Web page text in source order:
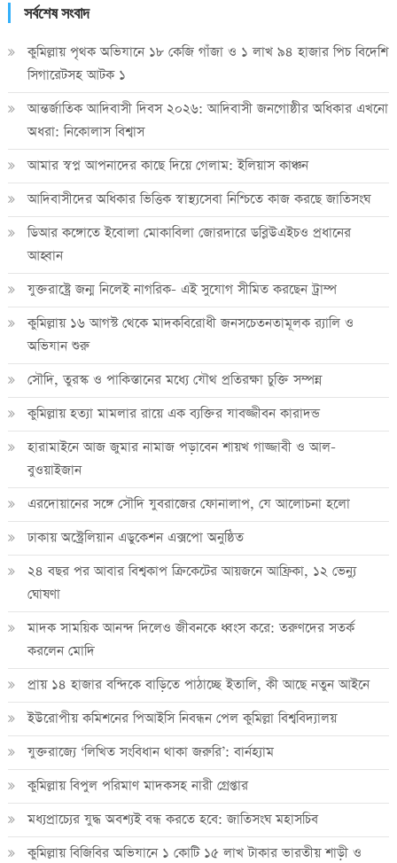
সর্বশেষ সংবাদ
কুমিল্লায় পৃথক অভিযানে ১৮ কেজি গাঁজা ও ১ লাখ ৯৪ হাজার পিচ বিদেশি
সিগারেটসহ আটক ১
আন্তর্জাতিক আদিবাসী দিবস ২০২৬: আদিবাসী জনগোষ্ঠীর অধিকার এখনো
অধরা: নিকোলাস বিশ্বাস
আমার স্বপ্ন আপনাদের কাছে দিয়ে গেলাম: ইলিয়াস কাঞ্চন
আদিবাসীদের অধিকার ভিত্তিক স্বাস্থ্যসেবা নিশ্চিতে কাজ করছে জাতিসংঘ
ডিআর কঙ্গোতে ইবোলা মোকাবিলা জোরদারে ডব্লিউএইচও প্রধানের
আহ্বান
যুক্তরাষ্ট্রে জন্ম নিলেই নাগরিক- এই সুযোগ সীমিত করছেন ট্রাম্প
কুমিল্লায় ১৬ আগস্ট থেকে মাদকবিরোধী জনসচেতনতামূলক র‍্যালি ও
অভিযান শুরু
সৌদি, তুরস্ক ও পাকিস্তানের মধ্যে যৌথ প্রতিরক্ষা চুক্তি সম্পন্ন
কুমিল্লায় হত্যা মামলার রায়ে এক ব্যক্তির যাবজ্জীবন কারাদন্ড
হারামাইনে আজ জুমার নামাজ পড়াবেন শায়খ গাজ্জাবী ও আল-
বুওয়াইজান
এরদোয়ানের সঙ্গে সৌদি যুবরাজের ফোনালাপ, যে আলোচনা হলো
ঢাকায় অস্ট্রেলিয়ান এডুকেশন এক্সপো অনুষ্ঠিত
২৪ বছর পর আবার বিশ্বকাপ ক্রিকে‌টের আয়জনে আফ্রিকা, ১২ ভেন্যু
ঘোষণা
মাদক সাময়িক আনন্দ দিলেও জীবনকে ধ্বংস করে: তরুণদের সতর্ক
করলেন মোদি
প্রায় ১৪ হাজার বন্দিকে বাড়িতে পাঠাচ্ছে ইতালি, কী আছে নতুন আইনে
ইউরোপীয় কমিশনের পিআইসি নিবন্ধন পেল কুমিল্লা বিশ্ববিদ্যালয়
যুক্তরাজ্যে ‘লিখিত সংবিধান থাকা জরুরি’: বার্নহ্যাম
কুমিল্লায় বিপুল পরিমাণ মাদকসহ নারী গ্রেপ্তার
মধ্যপ্রাচ্যের যুদ্ধ অবশ্যই বন্ধ করতে হবে: জাতিসংঘ মহাসচিব
কুমিল্লায় বিজিবির অভিযানে ১ কোটি ১৫ লাখ টাকার ভারতীয় শাড়ী ও